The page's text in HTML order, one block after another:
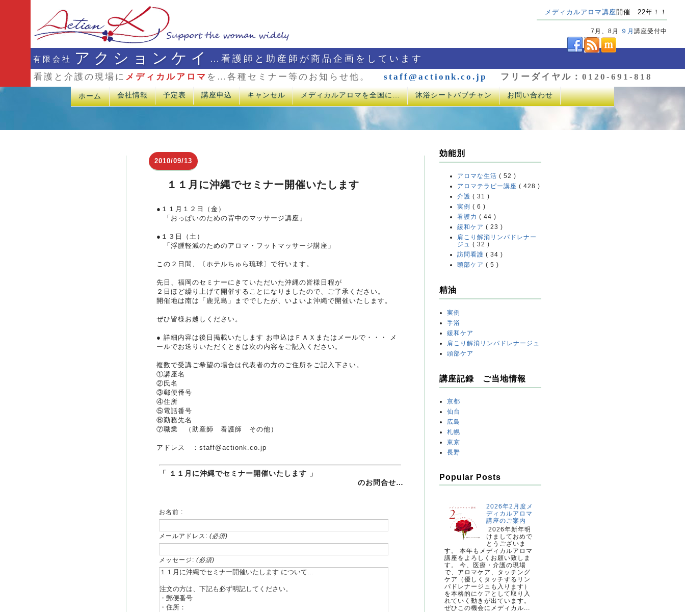
メディカルアロマ講座開催 22年！！
7月、8月 ９月 講座受付中
有限会社 アクションケイ …看護師と助産師が商品企画をしています
看護と介護の現場に メディカルアロマ を…各種セミナー等のお知らせ他。 staff@actionk.co.jp フリーダイヤル：0120-691-818
ホーム 会社情報 予定表 講座申込 キャンセル メディカルアロマを全国に… 沐浴シートバブチャン お問い合わせ
2010/09/13
１１月に沖縄でセミナー開催いたします
●１１月１２日（金）
「おっぱいのための背中のマッサージ講座」
●１３日（土）
「浮腫軽減のためのアロマ・フットマッサージ講座」
この２日間、〔ホテルちゅら琉球〕で行います。
先日、福岡のセミナーにきていただいた沖縄の皆様日程が
２日ほど繰り上げて開催することになりましたので、ご了承ください。
開催地は南は「鹿児島」まででしたが、いよいよ沖縄で開催いたします。
ぜひ皆様お越しください。
● 詳細内容は後日掲載いたします お申込はＦＡＸまたはメールで・・・ メ
ールでお送りいただくときは次の内容をご記入ください。
複数で受講ご希望の場合は代表者の方のご住所をご記入下さい。
①講座名
②氏名
③郵便番号
④住所
⑤電話番号
⑥勤務先名
⑦職業 （助産師 看護師 その他）
アドレス ：staff@actionk.co.jp
「 １１月に沖縄でセミナー開催いたします 」
のお問合せ…
お名前 :
メールアドレス: (必須)
メッセージ: (必須)
効能別
アロマな生活 ( 52 )
アロマテラピー講座 ( 428 )
介護 ( 31 )
実例 ( 6 )
看護力 ( 44 )
緩和ケア ( 23 )
肩こり解消リンパドレナー
ジュ ( 32 )
訪問看護 ( 34 )
頭部ケア ( 5 )
精油
実例
手浴
緩和ケア
肩こり解消リンパドレナージュ
頭部ケア
講座記録 ご当地情報
京都
仙台
広島
札幌
東京
長野
Popular Posts
2026年2月度メ
ディカルアロマ
講座のご案内
2026年新年明
けましておめで
とうございま
す。 本年もメディカルアロマ
講座をよろしくお願い致しま
す。 今、医療・介護の現場
で、アロマケア、タッチング
ケア（優しくタッチするリン
パドレナージュも入ります）
を本格的にケアとして取り入
れていく動きが出ています。
ぜひこの機会にメディカル...